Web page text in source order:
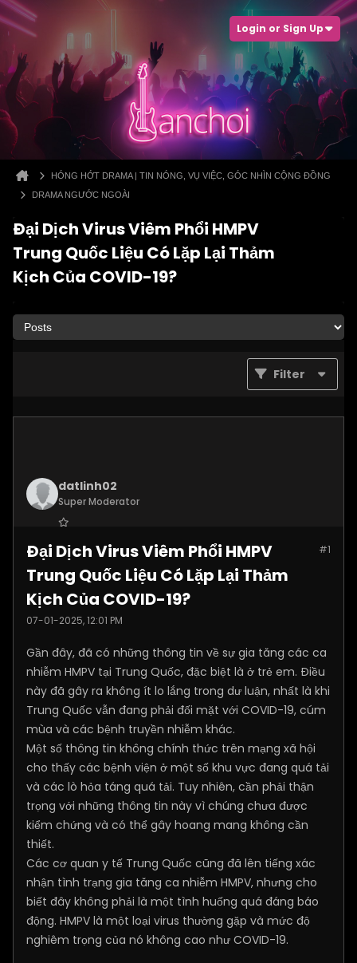
Login or Sign Up
HÓNG HỚT DRAMA | TIN NÓNG, VỤ VIỆC, GÓC NHÌN CỘNG ĐỒNG
DRAMA NGƯỚC NGOÀI
Đại Dịch Virus Viêm Phổi HMPV
Trung Quốc Liệu Có Lặp Lại Thảm
Kịch Của COVID-19?
Filter
datlinh02
Super Moderator
Posts:7876 #1
Đại Dịch Virus Viêm Phổi HMPV
Trung Quốc Liệu Có Lặp Lại Thảm
Kịch Của COVID-19?
07-01-2025, 12:01 PM
Gần đây, đã có những thông tin về sự gia tăng các ca
nhiễm HMPV tại Trung Quốc, đặc biệt là ở trẻ em. Điều
này đã gây ra không ít lo lắng trong dư luận, nhất là khi
Trung Quốc vẫn đang phải đối mặt với COVID-19, cúm
mùa và các bệnh truyền nhiễm khác.
Một số thông tin không chính thức trên mạng xã hội
cho thấy các bệnh viện ở một số khu vực đang quá tải
và các lò hỏa táng quá tải. Tuy nhiên, cần phải thận
trọng với những thông tin này vì chúng chưa được
kiểm chứng và có thể gây hoang mang không cần
thiết.
Các cơ quan y tế Trung Quốc cũng đã lên tiếng xác
nhận tình trạng gia tăng ca nhiễm HMPV, nhưng cho
biết đây không phải là một tình huống quá đáng báo
động. HMPV là một loại virus thường gặp và mức độ
nghiêm trọng của nó không cao như COVID-19.